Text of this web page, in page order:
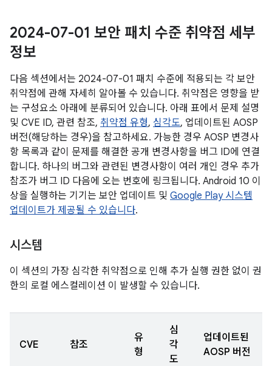
2024-07-01 보안 패치 수준 취약점 세부
정보
다음 섹션에서는 2024-07-01 패치 수준에 적용되는 각 보안
취약점에 관해 자세히 알아볼 수 있습니다. 취약점은 영향을 받
는 구성요소 아래에 분류되어 있습니다. 아래 표에서 문제 설명
및 CVE ID, 관련 참조, 취약점 유형, 심각도, 업데이트된 AOSP
버전(해당하는 경우)을 참고하세요. 가능한 경우 AOSP 변경사
항 목록과 같이 문제를 해결한 공개 변경사항을 버그 ID에 연결
합니다. 하나의 버그와 관련된 변경사항이 여러 개인 경우 추가
참조가 버그 ID 다음에 오는 번호에 링크됩니다. Android 10 이
상을 실행하는 기기는 보안 업데이트 및 Google Play 시스템
업데이트가 제공될 수 있습니다.
시스템
이 섹션의 가장 심각한 취약점으로 인해 추가 실행 권한 없이 권
한의 로컬 에스컬레이션 이 발생할 수 있습니다.
CVE 참조
유
형
심
각
도
업데이트된
AOSP 버전